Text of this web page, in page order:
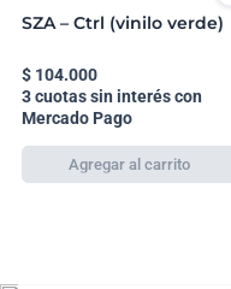
SZA – Ctrl (vinilo verde)
$104.000
3 cuotas sin interés con
Mercado Pago